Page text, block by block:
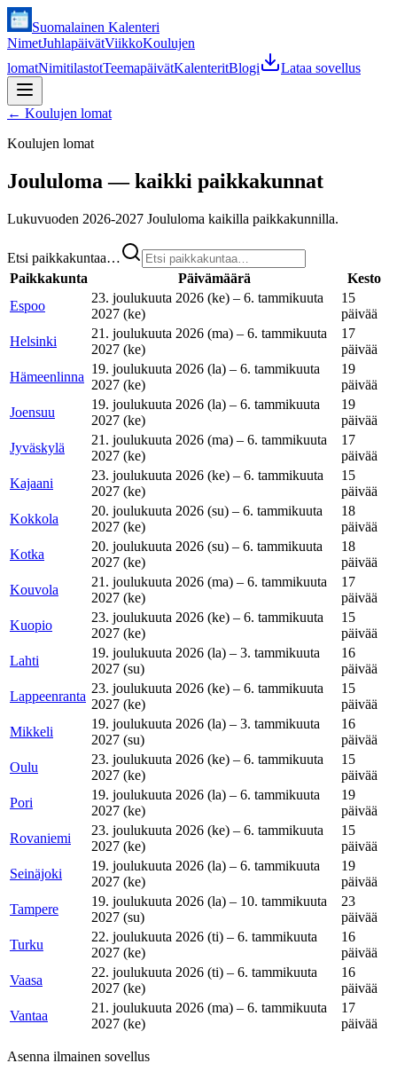
Suomalainen Kalenteri
NimetJuhlapäivätViikkoKoulujen
lomatNimitilastotTeemapäivätKalenteritBlogi Lataa sovellus
← Koulujen lomat
Koulujen lomat
Joululoma — kaikki paikkakunnat
Lukuvuoden 2026-2027 Joululoma kaikilla paikkakunnilla.
Etsi paikkakuntaa…
Paikkakunta
Päivämäärä
Kesto
Espoo
23. joulukuuta 2026 (ke) – 6. tammikuuta
2027 (ke)
15
päivää
Helsinki
21. joulukuuta 2026 (ma) – 6. tammikuuta
2027 (ke)
17
päivää
Hämeenlinna
19. joulukuuta 2026 (la) – 6. tammikuuta
2027 (ke)
19
päivää
Joensuu
19. joulukuuta 2026 (la) – 6. tammikuuta
2027 (ke)
19
päivää
Jyväskylä
21. joulukuuta 2026 (ma) – 6. tammikuuta
2027 (ke)
17
päivää
Kajaani
23. joulukuuta 2026 (ke) – 6. tammikuuta
2027 (ke)
15
päivää
Kokkola
20. joulukuuta 2026 (su) – 6. tammikuuta
2027 (ke)
18
päivää
Kotka
20. joulukuuta 2026 (su) – 6. tammikuuta
2027 (ke)
18
päivää
Kouvola
21. joulukuuta 2026 (ma) – 6. tammikuuta
2027 (ke)
17
päivää
Kuopio
23. joulukuuta 2026 (ke) – 6. tammikuuta
2027 (ke)
15
päivää
Lahti
19. joulukuuta 2026 (la) – 3. tammikuuta
2027 (su)
16
päivää
Lappeenranta
23. joulukuuta 2026 (ke) – 6. tammikuuta
2027 (ke)
15
päivää
Mikkeli
19. joulukuuta 2026 (la) – 3. tammikuuta
2027 (su)
16
päivää
Oulu
23. joulukuuta 2026 (ke) – 6. tammikuuta
2027 (ke)
15
päivää
Pori
19. joulukuuta 2026 (la) – 6. tammikuuta
2027 (ke)
19
päivää
Rovaniemi
23. joulukuuta 2026 (ke) – 6. tammikuuta
2027 (ke)
15
päivää
Seinäjoki
19. joulukuuta 2026 (la) – 6. tammikuuta
2027 (ke)
19
päivää
Tampere
19. joulukuuta 2026 (la) – 10. tammikuuta
2027 (su)
23
päivää
Turku
22. joulukuuta 2026 (ti) – 6. tammikuuta
2027 (ke)
16
päivää
Vaasa
22. joulukuuta 2026 (ti) – 6. tammikuuta
2027 (ke)
16
päivää
Vantaa
21. joulukuuta 2026 (ma) – 6. tammikuuta
2027 (ke)
17
päivää
Asenna ilmainen sovellus